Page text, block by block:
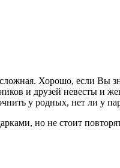
Хорошо, если Вы
и друзей невесты и
у родных, нет ли у
но не стоит